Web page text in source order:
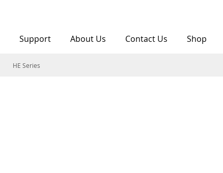
Support About Us Shop
Contact Us
HE Series​